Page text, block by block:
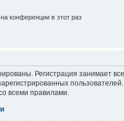
конференции в этот раз
Регистрация занимает
всеми правилами.